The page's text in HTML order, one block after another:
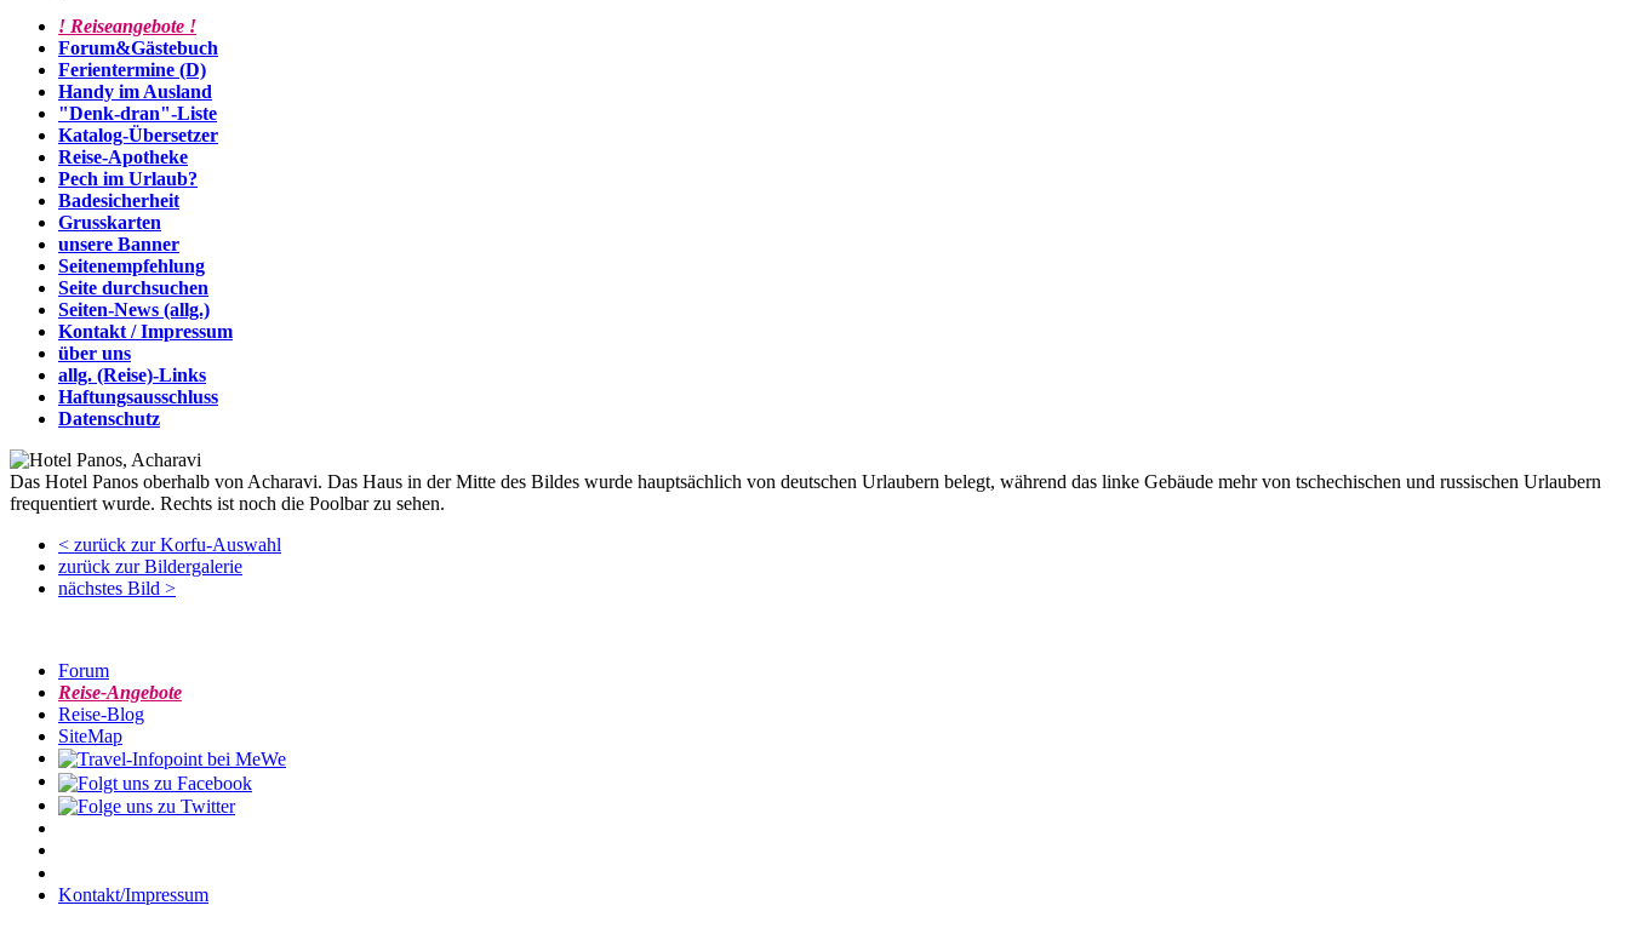
! Reiseangebote !
Forum&Gästebuch
Ferientermine (D)
Handy im Ausland
"Denk-dran"-Liste
Katalog-Übersetzer
Reise-Apotheke
Pech im Urlaub?
Badesicherheit
Grusskarten
unsere Banner
Seitenempfehlung
Seite durchsuchen
Seiten-News (allg.)
Kontakt / Impressum
über uns
allg. (Reise)-Links
Haftungsausschluss
Datenschutz
Das Hotel Panos oberhalb von Acharavi. Das Haus in der Mitte des Bildes wurde hauptsächlich von deutschen Urlaubern belegt, während das linke Gebäude mehr von tschechischen und russischen Urlaubern
frequentiert wurde. Rechts ist noch die Poolbar zu sehen.
< zurück zur Korfu-Auswahl
zurück zur Bildergalerie
nächstes Bild >
Forum
Reise-Angebote
Reise-Blog
SiteMap
Kontakt/Impressum